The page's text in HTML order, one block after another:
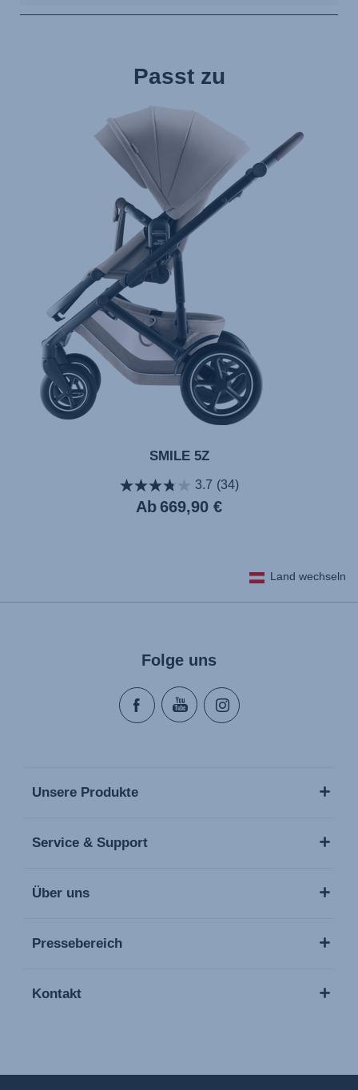
Passt zu
SMILE 5Z
3.7 (34)
AbAktueller
669,90 €
Land wechseln
Folge uns
Unsere Produkte
Service & Support
Über uns
Pressebereich
Kontakt